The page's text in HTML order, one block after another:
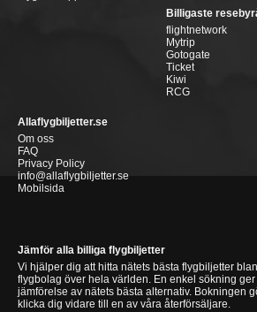
Billigaste
flightnetwork
Mytrip
Gotogate
Ticket
Kiwi
RCG
Allaflygbiljetter.se
Om oss
FAQ
Privacy Policy
info@allaflygbiljetter.se
Mobilsida
Jämför alla billiga flygbiljetter
Vi hjälper dig att hitta nätets bästa flygbiljetter
flygbolag över hela världen. En enkel sökning
jämförelse av nätets bästa alternativ. Bokningen
klicka dig vidare till en av våra återförsäljare.